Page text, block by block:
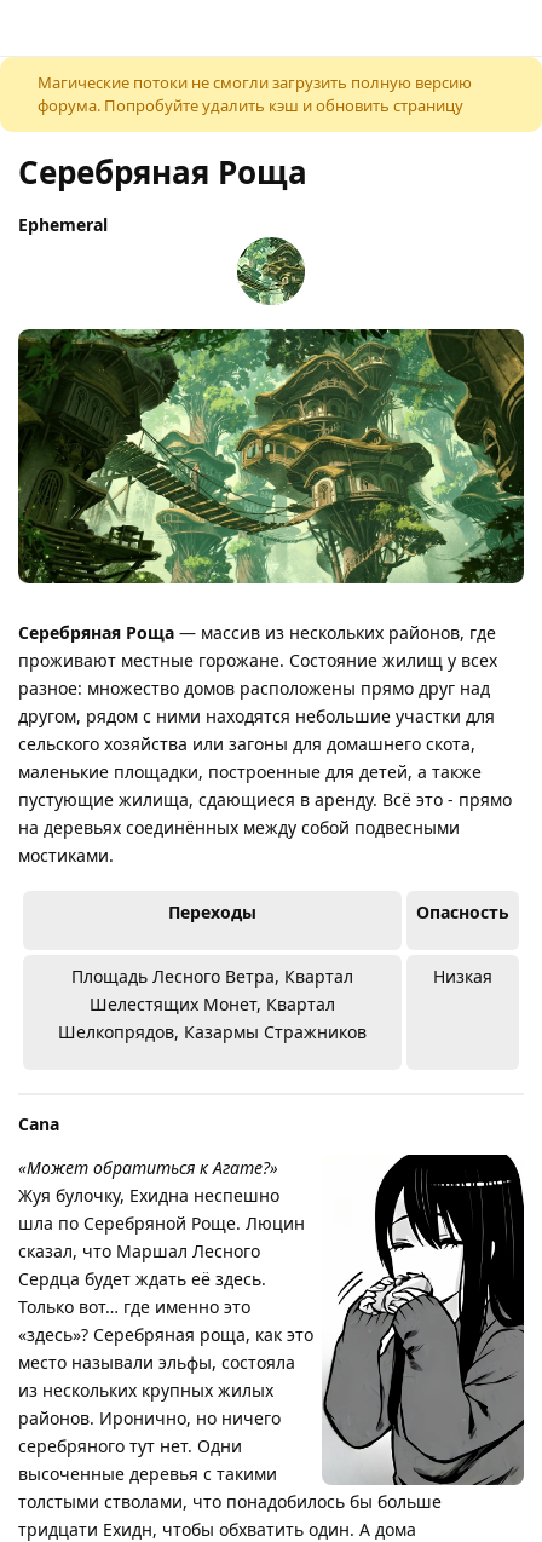
К содержимому
Магические потоки не смогли загрузить полную версию
форума. Попробуйте удалить кэш и обновить страницу
Серебряная Роща
Ephemeral
Серебряная Роща — массив из нескольких районов, где
проживают местные горожане. Состояние жилищ у всех
разное: множество домов расположены прямо друг над
другом, рядом с ними находятся небольшие участки для
сельского хозяйства или загоны для домашнего скота,
маленькие площадки, построенные для детей, а также
пустующие жилища, сдающиеся в аренду. Всё это - прямо
на деревьях соединённых между собой подвесными
мостиками.
Переходы Опасность
Площадь Лесного Ветра, Квартал
Шелестящих Монет, Квартал
Шелкопрядов, Казармы Стражников
Низкая
Cana
«Может обратиться к Агате?»
Жуя булочку, Ехидна неспешно
шла по Серебряной Роще. Люцин
сказал, что Маршал Лесного
Сердца будет ждать её здесь.
Только вот… где именно это
«здесь»? Серебряная роща, как это
место называли эльфы, состояла
из нескольких крупных жилых
районов. Иронично, но ничего
серебряного тут нет. Одни
высоченные деревья с такими
толстыми стволами, что понадобилось бы больше
тридцати Ехидн, чтобы обхватить один. А дома